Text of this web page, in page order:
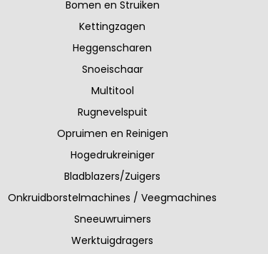
Bomen en Struiken
Kettingzagen
Heggenscharen
Snoeischaar
Multitool
Rugnevelspuit
Opruimen en Reinigen
Hogedrukreiniger
Bladblazers/Zuigers
Onkruidborstelmachines / Veegmachines
Sneeuwruimers
Werktuigdragers